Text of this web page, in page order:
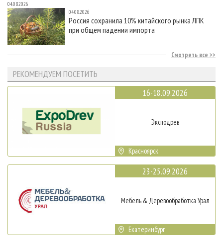
04.08.2026
04.08.2026
Россия сохранила 10% китайского рынка ЛПК
при общем падении импорта
Смотреть все
РЕКОМЕНДУЕМ ПОСЕТИТЬ
16-18.09.2026
Эксподрев
Красноярск
23-25.09.2026
Мебель & Деревообработка Урал
Екатеринбург